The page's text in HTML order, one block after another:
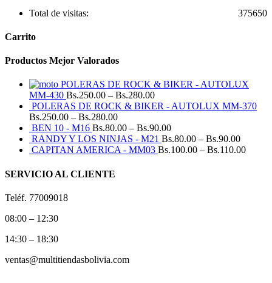
375650
Total de visitas:
Carrito
Productos Mejor Valorados
POLERAS DE ROCK & BIKER - AUTOLUX
MM-430 Bs.250.00 – Bs.280.00
POLERAS DE ROCK & BIKER - AUTOLUX MM-370
Bs.250.00 – Bs.280.00
BEN 10 - M16 Bs.80.00 – Bs.90.00
RANDY Y LOS NINJAS - M21 Bs.80.00 – Bs.90.00
CAPITAN AMERICA - MM03 Bs.100.00 – Bs.110.00
SERVICIO AL CLIENTE
Teléf. 77009018
08:00 – 12:30
14:30 – 18:30
ventas@multitiendasbolivia.com